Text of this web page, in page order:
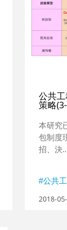
公共
策略
本研究
包制度
招、決
公共
2018-